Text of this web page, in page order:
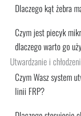
Dlaczego kąt żebra
Czym jest piecyk
dlaczego warto go
Utwardzanie i
Czym Wasz system
linii FRP?